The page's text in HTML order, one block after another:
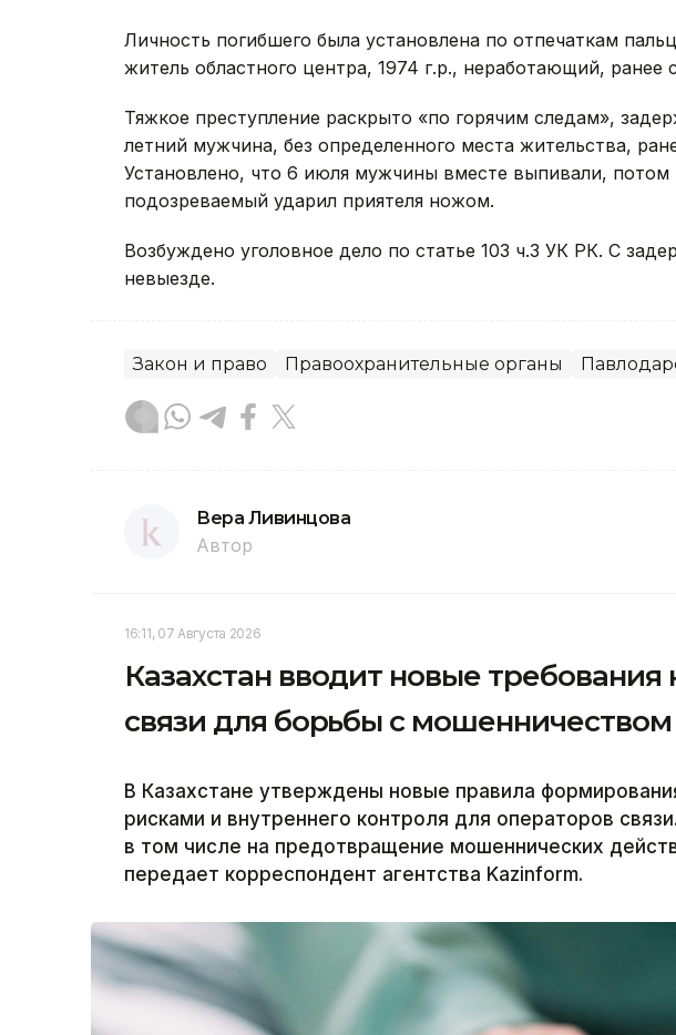
Личность погибшего была установлена по отпечаткам
житель областного центра, 1974 г.р., неработающий, ранее
Тяжкое преступление раскрыто «по горячим следам»,
летний мужчина, без определенного места жительства,
Установлено, что 6 июля мужчины вместе выпивали, потом
подозреваемый ударил приятеля ножом.
Возбуждено уголовное дело по статье 103 ч.3 УК РК. С
невыезде.
Закон и право Правоохранительные органы
Вера Ливинцова
Автор
16:11, 07 Августа 2026
Казахстан вводит новые требования
связи для борьбы с мошенничеством
В Казахстане утверждены новые правила
рисками и внутреннего контроля для операторов
в том числе на предотвращение мошеннических
передает корреспондент агентства Kazinform.